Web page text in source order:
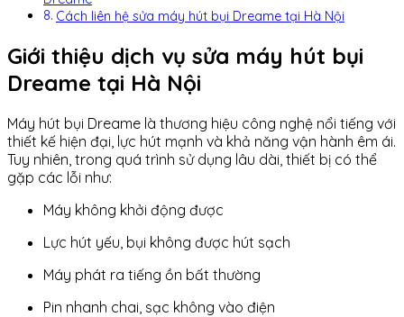
Cách liên hệ sửa máy hút bụi Dreame tại Hà Nội
Giới thiệu dịch vụ sửa máy hút bụi
Dreame tại Hà Nội
Máy hút bụi Dreame là thương hiệu công nghệ nổi tiếng với
thiết kế hiện đại, lực hút mạnh và khả năng vận hành êm ái.
Tuy nhiên, trong quá trình sử dụng lâu dài, thiết bị có thể
gặp các lỗi như:
Máy không khởi động được
Lực hút yếu, bụi không được hút sạch
Máy phát ra tiếng ồn bất thường
Pin nhanh chai, sạc không vào điện